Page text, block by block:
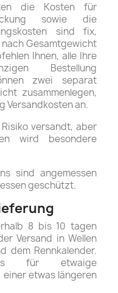
die Kosten für
sowie die
sind fix,
Gesamtgewicht
Ihnen, alle Ihre
Bestellung
zwei separat
zusammenlegen,
Versandkosten an.
versandt, aber
wird besondere
sind angemessen
geschützt.
8 bis 10 tagen
Versand in Wellen
dem Rennkalender.
für etwaige
etwas längeren